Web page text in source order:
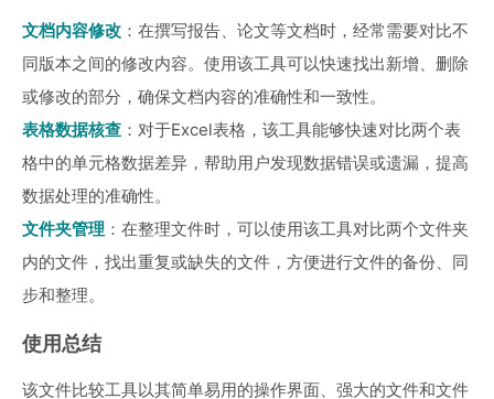
文档内容修改 ：在撰写报告、论文等文档时，经常需要对比不
同版本之间的修改内容。使用该工具可以快速找出新增、删除
或修改的部分，确保文档内容的准确性和一致性。
表格数据核查 ：对于Excel表格，该工具能够快速对比两个表
格中的单元格数据差异，帮助用户发现数据错误或遗漏，提高
数据处理的准确性。
文件夹管理 ：在整理文件时，可以使用该工具对比两个文件夹
内的文件，找出重复或缺失的文件，方便进行文件的备份、同
步和整理。
使用总结
该文件比较工具以其简单易用的操作界面、强大的文件和文件